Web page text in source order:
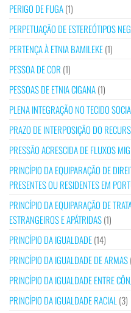
PERIGO DE FUGA(1)
PERPETUAÇÃO DE ESTEREÓTIPOS
PERTENÇA À ETNIA BAMILEKE(1)
PESSOA DE COR (1)
PESSOAS DE ETNIA CIGANA(1)
PLENA INTEGRAÇÃO NO TECIDO
PRAZO DE INTERPOSIÇÃO DO
PRESSÃO ACRESCIDA DE FLUXOS
PRINCÍPIO DA EQUIPARAÇÃO DE
PRESENTES OU RESIDENTES EM
PRINCÍPIO DA EQUIPARAÇÃO DE
ESTRANGEIROS E APÁTRIDAS(1)
PRINCÍPIO DA IGUALDADE(14)
PRINCÍPIO DA IGUALDADE DE ARMAS
PRINCÍPIO DA IGUALDADE ENTRE
PRINCÍPIO DA IGUALDADE RACIAL (3)